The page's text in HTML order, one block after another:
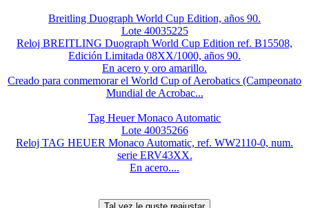
Breitling Duograph World Cup Edition, años 90.
Lote 40035225
Reloj BREITLING Duograph World Cup Edition ref. B15508,
Edición Limitada 08XX/1000, años 90.
En acero y oro amarillo.
Creado para conmemorar el World Cup of Aerobatics (Campeonato
Mundial de Acrobac...
Tag Heuer Monaco Automatic
Lote 40035266
Reloj TAG HEUER Monaco Automatic, ref. WW2110-0, num.
serie ERV43XX.
En acero....